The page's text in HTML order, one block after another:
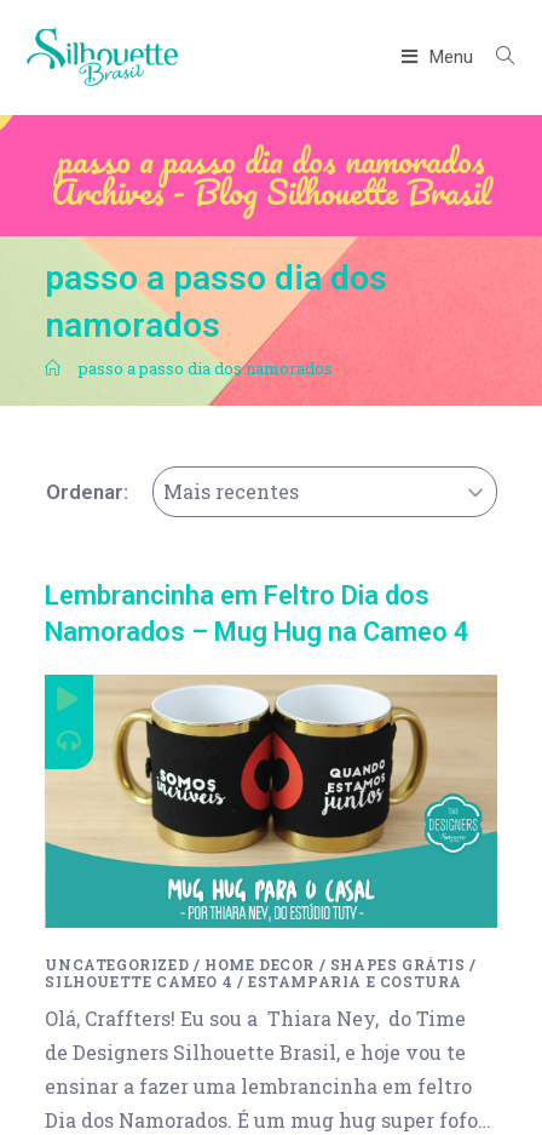
Menu
passo a passo dia dos namorados
Archives - Blog Silhouette Brasil
passo a passo dia dos
namorados
. passo a passo dia dos namorados
Ordenar: Mais recentes
Lembrancinha em Feltro Dia dos
Namorados – Mug Hug na Cameo 4
UNCATEGORIZED / HOME DECOR / SHAPES GRÁTIS /
SILHOUETTE CAMEO 4 /ESTAMPARIA E COSTURA
Olá, Craffters! Eu sou a Thiara Ney, do Time
de Designers Silhouette Brasil, e hoje vou te
ensinar a fazer uma lembrancinha em feltro
Dia dos Namorados. É um mug hug super fofo…